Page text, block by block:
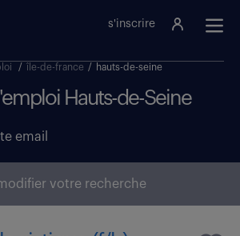
s'inscrire
/ île-de-france / hauts-de-seine
Hauts-de-Seine
email
votre recherche